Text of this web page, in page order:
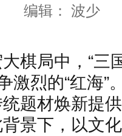
编辑： 波少
棋局中，“三
激烈的“红海
题材焕新提
景下，以文